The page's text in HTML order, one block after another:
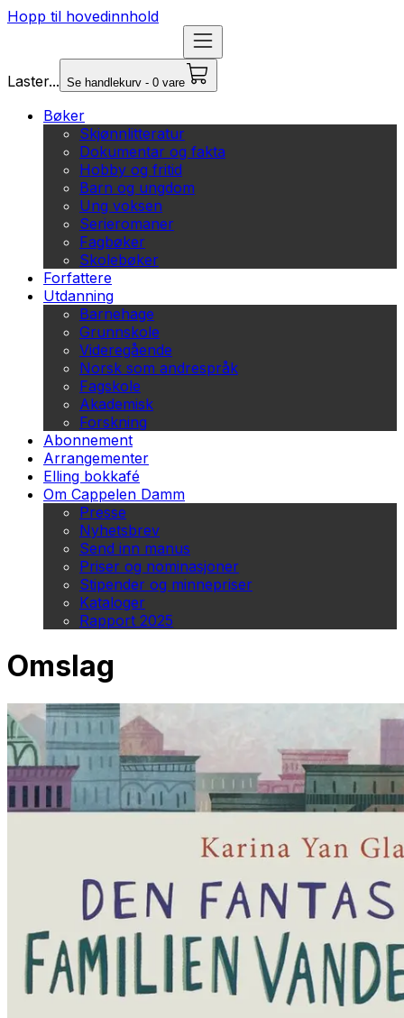
Hopp til hovedinnhold
Laster... Se handlekurv - 0 vare
Bøker
Skjønnlitteratur
Dokumentar og fakta
Hobby og fritid
Barn og ungdom
Ung voksen
Serieromaner
Fagbøker
Skolebøker
Forfattere
Utdanning
Barnehage
Grunnskole
Videregående
Norsk som andrespråk
Fagskole
Akademisk
Forskning
Abonnement
Arrangementer
Elling bokkafé
Om Cappelen Damm
Presse
Nyhetsbrev
Send inn manus
Priser og nominasjoner
Stipender og minnepriser
Kataloger
Rapport 2025
Omslag